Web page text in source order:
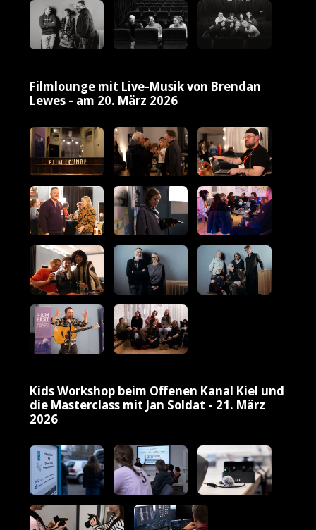
Filmlounge mit Live-Musik von Brendan
Lewes - am 20. März 2026
Kids Workshop beim Offenen Kanal Kiel und
die Masterclass mit Jan Soldat - 21. März
2026